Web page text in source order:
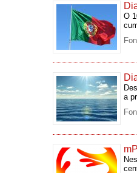
O
a